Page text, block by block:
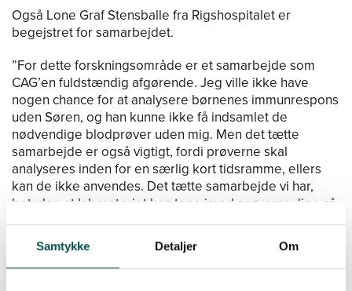
Samtykke Detaljer Om
Også Lone Graf Stensballe fra Rigshospitalet er
begejstret for samarbejdet.
”For dette forskningsområde er et samarbejde som
CAG’en fuldstændig afgørende. Jeg ville ikke have
nogen chance for at analysere børnenes immunrespons
uden Søren, og han kunne ikke få indsamlet de
nødvendige blodprøver uden mig. Men det tætte
samarbejde er også vigtigt, fordi prøverne skal
analyseres inden for en særlig kort tidsramme, ellers
kan de ikke anvendes. Det tætte samarbejde vi har,
betyder, at laboratoriet kan tage imod prøverne, lige så
snart de er taget. Herudover har jeg med samarbejdet
lært rigtigt meget om cellulær biologi og jeg har fået en
kollega, jeg kan stille svære immunologiske spørgsmål.
Vores samarbejde har åbnet vores øjne for, at der også